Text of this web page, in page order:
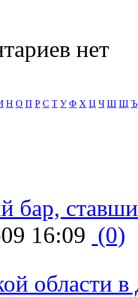
нет
Н О П Р С Т У Ф Х Ц Ч Ш Щ Ъ
бар,
16:09 (0)
области в